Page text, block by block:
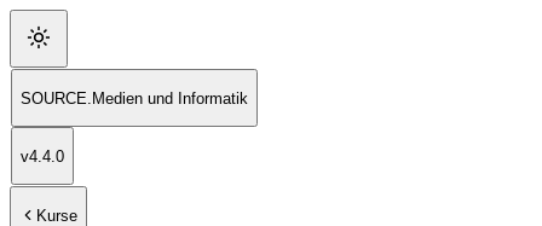
SOURCE Medien und Informatik
v4.4.0
Kurse